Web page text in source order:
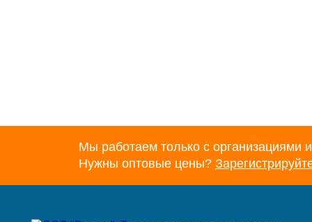
Мы работаем только с организациями
Нужны оптовые цены?